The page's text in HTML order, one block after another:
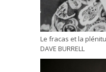
Le fracas et la
DAVE BURRELL